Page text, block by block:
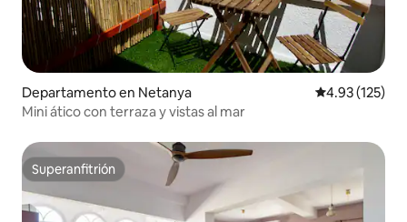
Departamento en Netanya Calificación
4.93 (125)
Mini ático con terraza y vistas al mar
Superanfitrión
Superanfitrión